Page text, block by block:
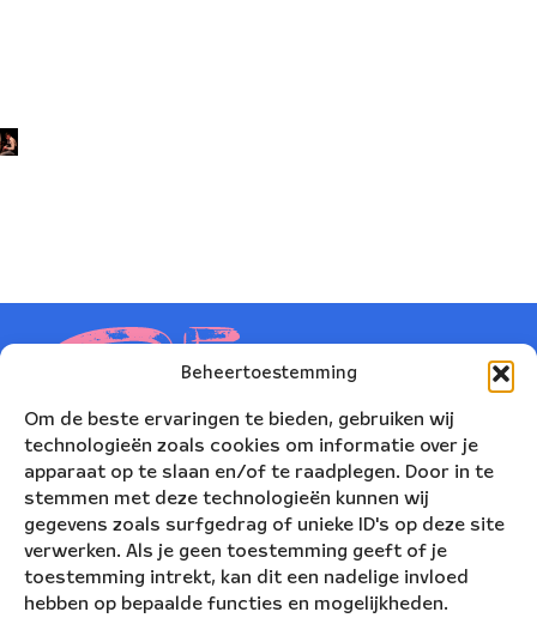
Beheertoestemming
Om de beste ervaringen te bieden, gebruiken wij
technologieën zoals cookies om informatie over je
apparaat op te slaan en/of te raadplegen. Door in te
stemmen met deze technologieën kunnen wij
gegevens zoals surfgedrag of unieke ID's op deze site
verwerken. Als je geen toestemming geeft of je
toestemming intrekt, kan dit een nadelige invloed
hebben op bepaalde functies en mogelijkheden.